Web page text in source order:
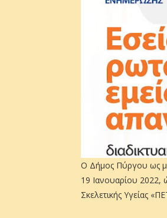
Ο Δήμος Πύργου ως
19 Ιανουαρίου 2022,
Σκελετικής Υγείας